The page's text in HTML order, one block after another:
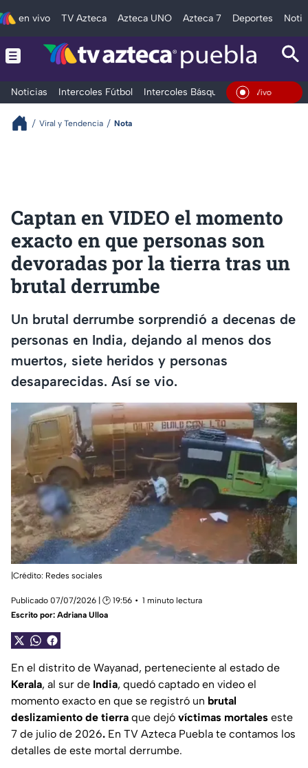
en vivo TV Azteca Azteca UNO Azteca 7 Deportes
Noticias Intercoles Fútbol Intercoles Básquetbol Deportes
En Vivo
Viral y Tendencia Nota
Captan en VIDEO el momento
exacto en que personas son
devoradas por la tierra tras un
brutal derrumbe
Un brutal derrumbe sorprendió a decenas de
personas en India, dejando al menos dos
muertos, siete heridos y personas
desaparecidas. Así se vio.
|Crédito: Redes sociales
Publicado 07/07/2026 | 🕑 19:56
1 minuto lectura
Escrito por: Adriana Ulloa
En el distrito de Wayanad, perteneciente al estado de
Kerala, al sur de India, quedó captado en video el
momento exacto en que se registró un brutal
deslizamiento de tierra que dejó víctimas mortales este
7 de julio de 2026. En TV Azteca Puebla te contamos los
detalles de este mortal derrumbe.